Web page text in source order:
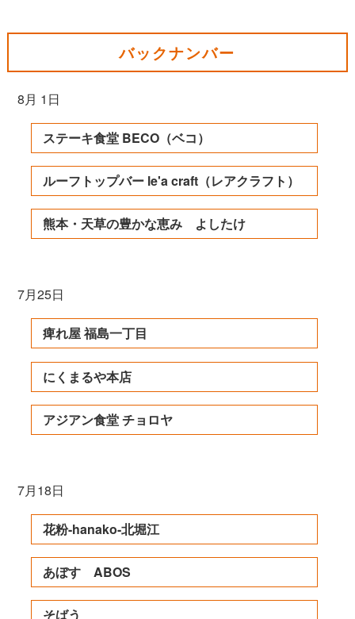
バックナンバー
8月 1日
ステーキ食堂 BECO（ベコ）
ルーフトップバー le'a craft（レアクラフト）
熊本・天草の豊かな恵み よしたけ
7月25日
痺れ屋 福島一丁目
にくまるや本店
アジアン食堂 チョロヤ
7月18日
花粉-hanako-北堀江
あぼす ABOS
そばう